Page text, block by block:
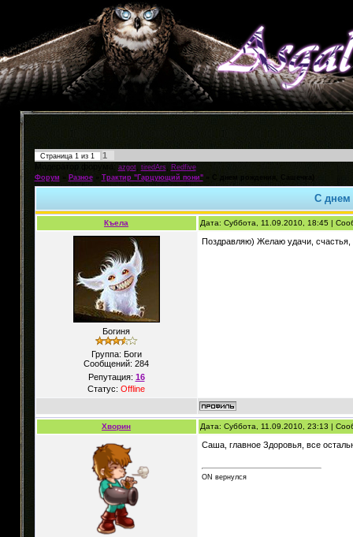
Страница 1из 1
1
Модератор форума: azgot, tiredArs
Redfive
Форум
Разное Трактир "Гарцующий пони"
С днем
Къела Дата: Суббота, 11.09.2010, 18:45 |
Богиня
Группа: Боги
Сообщений: 284
Репутация: 16
Статус: Offline
Поздравляю) Желаю удачи,
Хворин Дата: Суббота, 11.09.2010, 23:13 |
Саша, главное Здоровья, все
ON вернулся